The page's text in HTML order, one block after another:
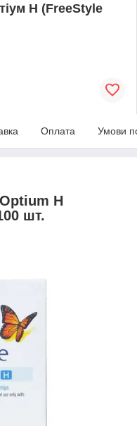
Н (FreeStyle
Оплата Умови
H
шт.